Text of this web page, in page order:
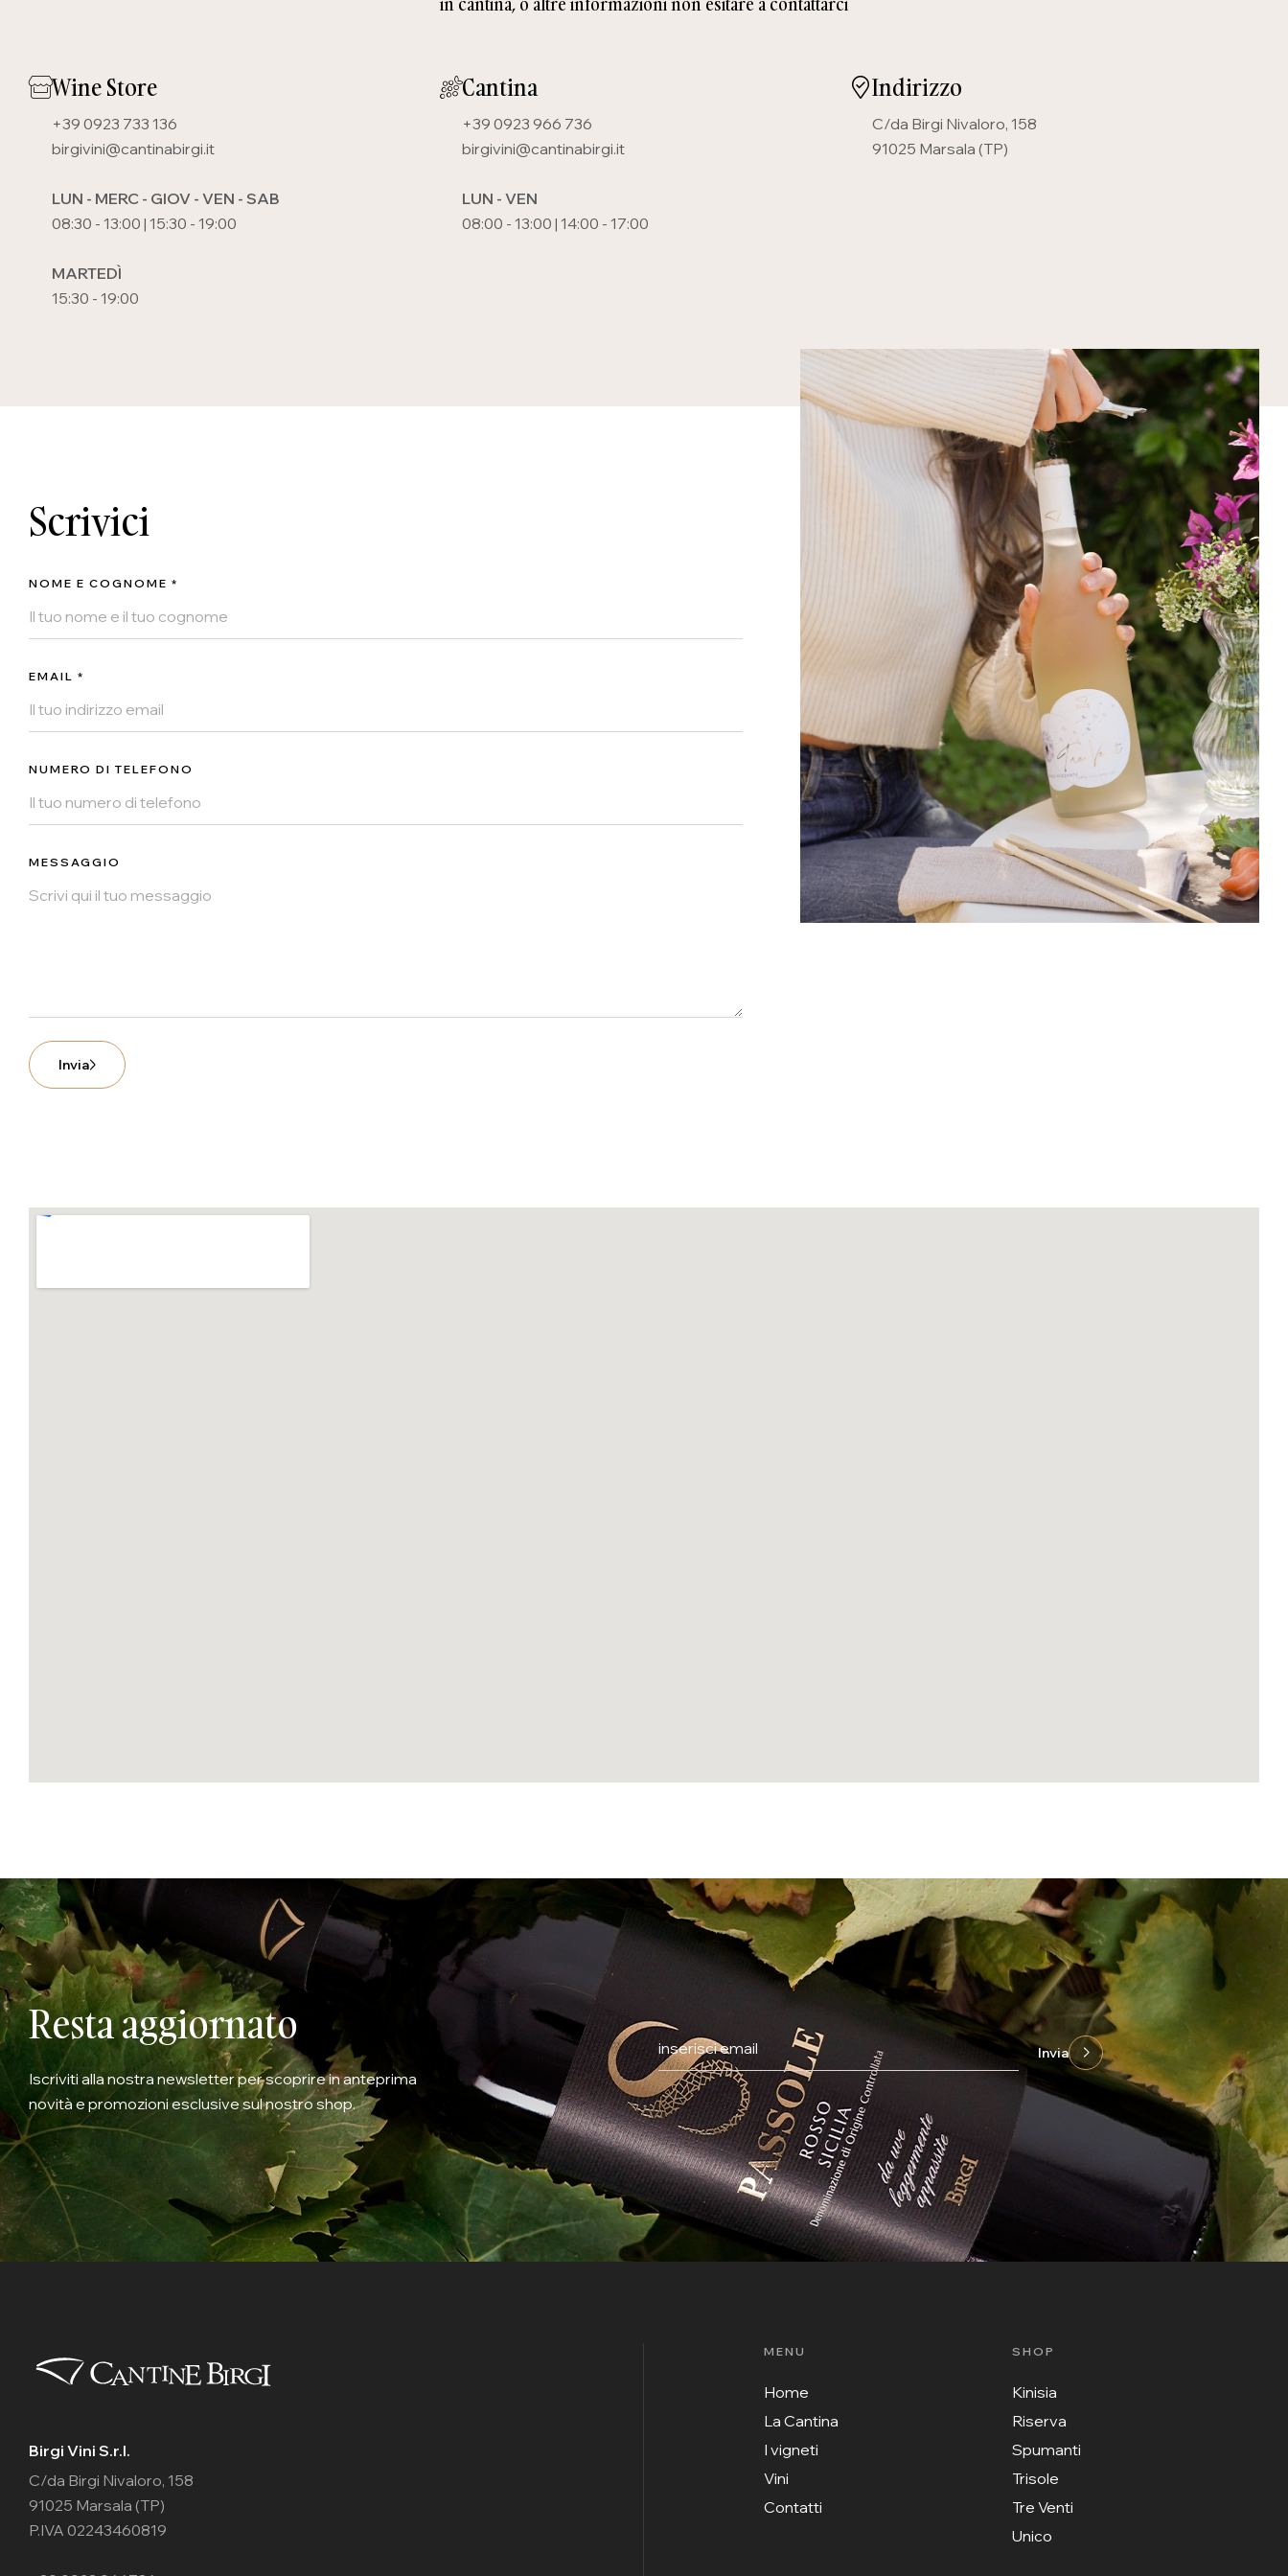
Wine Store
+39 0923 733 136
birgivini@cantinabirgi.it
LUN - MERC - GIOV - VEN - SAB
08:30 - 13:00 | 15:30 - 19:00
MARTEDÌ
15:30 - 19:00
Cantina
+39 0923 966 736
birgivini@cantinabirgi.it
LUN - VEN
08:00 - 13:00 | 14:00 - 17:00
Indirizzo
C/da Birgi Nivaloro, 158
91025 Marsala (TP)
Scrivici
NOME E COGNOME *
EMAIL *
NUMERO DI TELEFONO
MESSAGGIO
Invia
Resta aggiornato
Iscriviti alla nostra newsletter per scoprire in anteprima
novità e promozioni esclusive sul nostro shop.
Invia
Birgi Vini S.r.l.
C/da Birgi Nivaloro, 158
91025 Marsala (TP)
P.IVA 02243460819
MENU
Home
La Cantina
I vigneti
Vini
Contatti
SHOP
Kinisia
Riserva
Spumanti
Trisole
Tre Venti
Unico